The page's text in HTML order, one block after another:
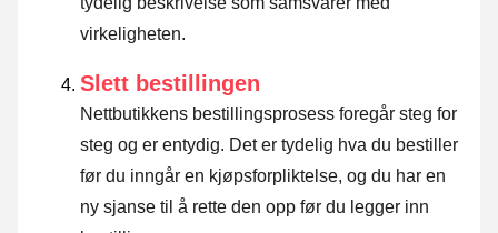
virkeligheten.
Slett bestillingen
Nettbutikkens bestillingsprosess foregår steg for
steg og er entydig. Det er tydelig hva du bestiller
før du inngår en kjøpsforpliktelse, og du har en
ny sjanse til å rette den opp før du legger inn